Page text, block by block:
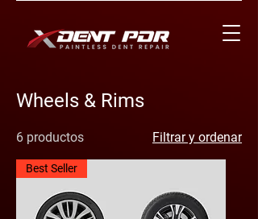
Wheels & Rims
6 productos Filtrar y ordenar
Best Seller